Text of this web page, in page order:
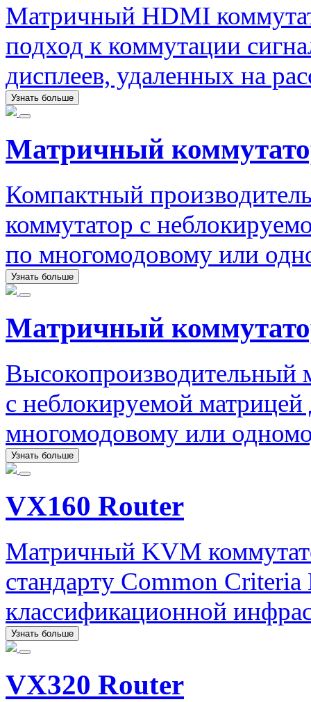
Матричный HDMI
подход к коммутации
дисплеев, удаленных на
Узнать больше
Матричный
Компактный
коммутатор с
по многомодовому или
Узнать больше
Матричный
Высокопроизводительный
с неблокируемой
многомодовому или
Узнать больше
VX160 Router
Матричный KVM
стандарту Common
классификационной
Узнать больше
VX320 Router